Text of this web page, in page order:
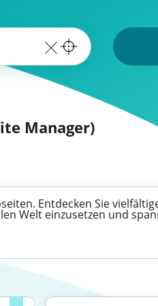
Manager)
Entdecken Sie
Welt einzusetzen und